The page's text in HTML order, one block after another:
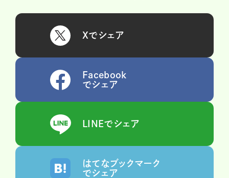
Xでシェア
Facebook
でシェア
LINEでシェア
はてなブックマーク
でシェア